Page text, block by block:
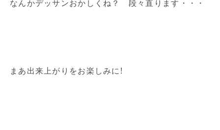
なんかデッサンおかしくね？ 段々直ります・・・
まあ出来上がりをお楽しみに!